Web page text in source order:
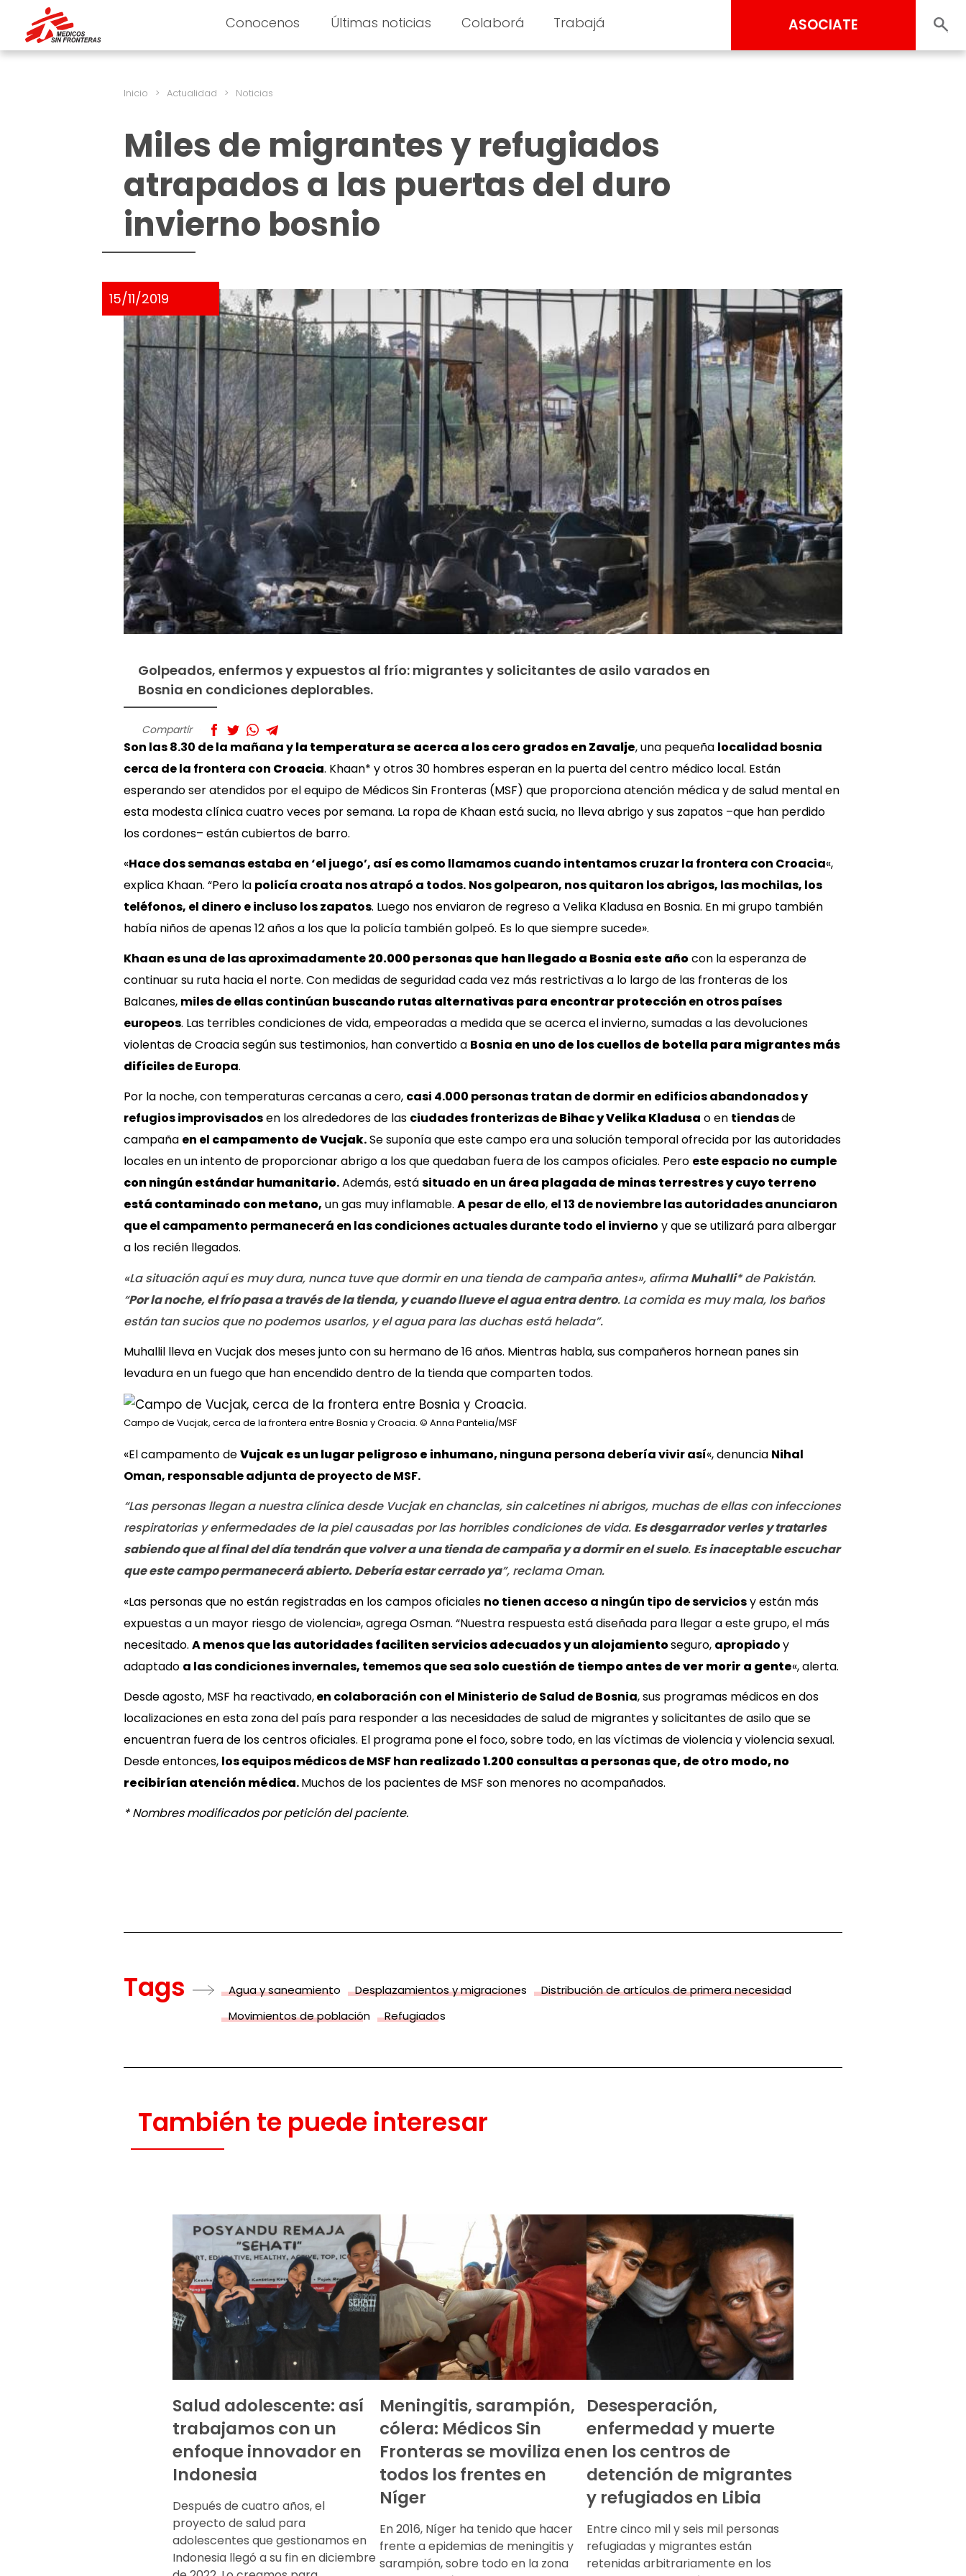
Conocenos Últimas noticias Colaborá Trabajá ASOCIATE
Inicio > Actualidad > Noticias
Miles de migrantes y refugiados
atrapados a las puertas del duro
invierno bosnio
15/11/2019
Golpeados, enfermos y expuestos al frío: migrantes y solicitantes de asilo varados en
Bosnia en condiciones deplorables.
Compartir
Son las 8.30 de la mañana yla temperatura se acerca a los cero grados en Zavalje, una pequeña localidad bosnia
cerca de la frontera con Croacia. Khaan* y otros 30 hombres esperan en la puerta del centro médico local. Están
esperando ser atendidos por el equipo de Médicos Sin Fronteras (MSF) que proporciona atención médica y de salud mental en
esta modesta clínica cuatro veces por semana. La ropa de Khaan está sucia, no lleva abrigo y sus zapatos –que han perdido
los cordones– están cubiertos de barro.
«Hace dos semanas estaba en‘el juego’, así es como llamamos cuando intentamos cruzar la frontera con Croacia«,
explica Khaan. “Pero la policía croata nos atrapó a todos. Nos golpearon, nos quitaron los abrigos, las mochilas, los
teléfonos, el dinero e incluso los zapatos. Luego nos enviaron de regreso a Velika Kladusa en Bosnia. En mi grupo también
había niños de apenas 12 años a los que la policía también golpeó. Es lo que siempre sucede».
Khaan es una de las aproximadamente20.000 personas que han llegado a Bosnia este añocon la esperanza de
continuar su ruta hacia el norte. Con medidas de seguridad cada vez más restrictivas a lo largo de las fronteras de los
Balcanes, miles de ellas continúan buscando rutas alternativas para encontrar protecciónen otros países
europeos. Las terribles condiciones de vida, empeoradas a medida que se acerca el invierno, sumadas a las devoluciones
violentas de Croacia según sus testimonios, han convertido a Bosnia en uno de los cuellos de botella para migrantes más
difícilesde Europa.
Por la noche, con temperaturas cercanas a cero, casi 4.000 personas tratan de dormir en edificios abandonados y
refugios improvisadosen los alrededores de las ciudades fronterizas deBihac y Velika Kladusa o en tiendasde
campaña en el campamento de Vucjak.Se suponía que este campo era una solución temporal ofrecida por las autoridades
locales en un intento de proporcionar abrigo a los que quedaban fuera de los campos oficiales. Pero este espacio no cumple
con ningún estándar humanitario.Además, estásituado en un área plagada de minas terrestres y cuyo terreno
está contaminado con metano, un gas muy inflamable. A pesar de ello, el 13 de noviembre las autoridades anunciaron
queel campamento permanecerá en las condiciones actualesdurantetodo el invierno y que se utilizará para albergar
a los recién llegados.
«La situación aquí es muy dura, nunca tuve que dormir en una tienda de campaña antes», afirmaMuhalli* de Pakistán.
“Por la noche, el frío pasa a través de la tienda, y cuando llueve el agua entra dentro. La comida es muy mala, los baños
están tan sucios que no podemos usarlos, y el agua para las duchas está helada”.
Muhallil lleva en Vucjak dos meses junto con su hermano de 16 años. Mientras habla, sus compañeros hornean panes sin
levadura en un fuego que han encendido dentro de la tienda que comparten todos.
Campo de Vucjak, cerca de la frontera entre Bosnia y Croacia. © Anna Pantelia/MSF
«El campamento deVujcak es un lugar peligroso e inhumano,ninguna persona debería vivir así«, denuncia Nihal
Oman, responsable adjunta de proyecto de MSF.
“Las personas llegan a nuestra clínica desde Vucjak en chanclas, sin calcetines ni abrigos, muchas de ellas con infecciones
respiratorias y enfermedades de la piel causadas por las horribles condiciones de vida. Es desgarrador verles y tratarles
sabiendo que al final del día tendrán que volver a una tienda de campaña y a dormir en el suelo. Es inaceptable escuchar
que este campo permanecerá abierto. Debería estar cerrado ya”, reclama Oman.
«Las personas que no están registradas en los campos oficiales no tienen acceso a ningún tipo de serviciosy están más
expuestas a un mayor riesgo de violencia», agrega Osman. “Nuestra respuesta está diseñada para llegar a este grupo, el más
necesitado. A menos quelas autoridades faciliten servicios adecuados y un alojamientoseguro, apropiadoy
adaptado a las condiciones invernales, tememos que seasolo cuestión de tiempo antes de ver morir a gente«, alerta.
Desde agosto, MSF ha reactivado,en colaboración con el Ministerio de Salud de Bosnia, sus programas médicos en dos
localizaciones en esta zona del país para responder a las necesidades de salud de migrantes y solicitantes de asilo que se
encuentran fuera de los centros oficiales. El programa pone el foco, sobre todo, en las víctimas de violencia y violencia sexual.
Desde entonces, los equipos médicos de MSF han realizado 1.200 consultas a personas que, de otro modo, no
recibirían atención médica.Muchos de los pacientes de MSF son menores no acompañados.
* Nombres modificados por petición del paciente.
Tags Agua y saneamiento Desplazamientos y migraciones
Distribución de artículos de primera necesidad
Movimientos de población
Refugiados
También te puede interesar
Salud adolescente: así
trabajamos con un
enfoque innovador en
Indonesia
Después de cuatro años, el
proyecto de salud para
adolescentes que gestionamos en
Indonesia llegó a su fin en diciembre
Meningitis, sarampión,
cólera: Médicos Sin
Fronteras se moviliza en
todos los frentes en
Níger
En 2016, Níger ha tenido que hacer
frente a epidemias de meningitis y
sarampión, sobre todo en la zona
Desesperación,
enfermedad y muerte
en los centros de
detención de migrantes
y refugiados en Libia
Entre cinco mil y seis mil personas
refugiadas y migrantes están
retenidas arbitrariamente en los